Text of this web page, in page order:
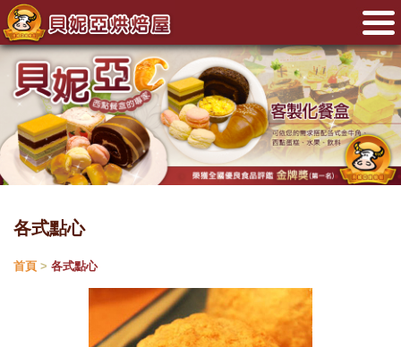
各式點心
首頁 > 各式點心